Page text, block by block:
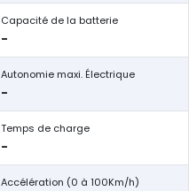
Capacité de la batterie
-
Autonomie maxi. Électrique
-
Temps de charge
-
Accélération (0 à 100Km/h)